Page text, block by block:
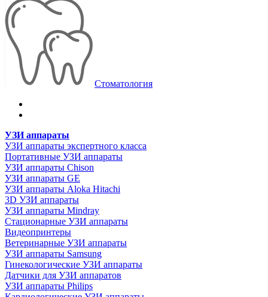
Стоматология
УЗИ аппараты
УЗИ аппараты экспертного класса
Портативные УЗИ аппараты
УЗИ аппараты Chison
УЗИ аппараты GE
УЗИ аппараты Aloka Hitachi
3D УЗИ аппараты
УЗИ аппараты Mindray
Стационарные УЗИ аппараты
Видеопринтеры
Ветеринарные УЗИ аппараты
УЗИ аппараты Samsung
Гинекологические УЗИ аппараты
Датчики для УЗИ аппаратов
УЗИ аппараты Philips